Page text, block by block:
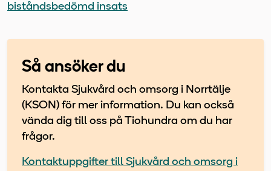
biståndsbedömd insats
Så ansöker du
Kontakta Sjukvård och omsorg i Norrtälje
(KSON) för mer information. Du kan också
vända dig till oss på Tiohundra om du har
frågor.
Kontaktuppgifter till Sjukvård och omsorg i